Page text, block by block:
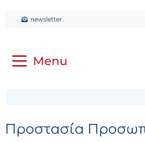
newsletter
Προστασία